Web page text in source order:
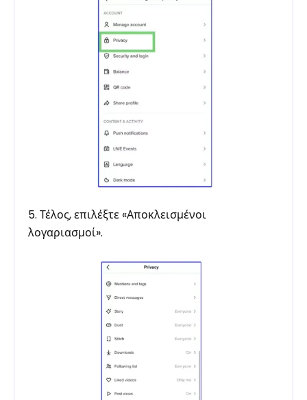
5. Τέλος, επιλέξτε «Αποκλεισμένοι
λογαριασμοί».